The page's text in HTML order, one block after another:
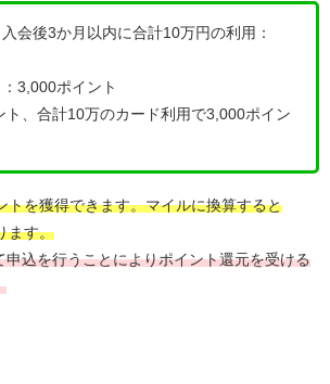
会後3か月以内に合計10万円の利用：
3,000ポイント
ト、合計10万のカード利用で3,000ポイン
トを獲得できます。マイルに換算すると
ます。
申込を行うことによりポイント還元を受ける